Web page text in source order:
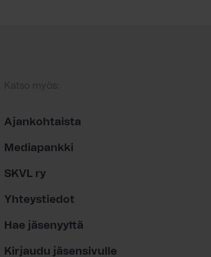
Katso myös:
Ajankohtaista
Mediapankki
SKVL ry
Yhteystiedot
Hae jäsenyyttä
Kirjaudu jäsensivulle